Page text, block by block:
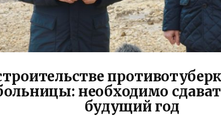
необходимо
будущий год